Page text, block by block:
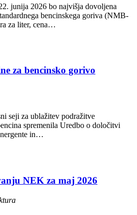
junija 2026 bo najvišja dovoljena
bencinskega goriva (NMB-
za liter, cena…
za bencinsko gorivo
seji za ublažitev podražitve
spremenila Uredbo o določitvi
in…
NEK za maj 2026